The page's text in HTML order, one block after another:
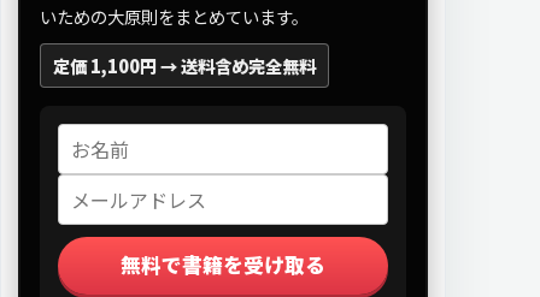
いための大原則をまとめています。
定価 1,100円 →送料含め完全無料
無料で書籍を受け取る